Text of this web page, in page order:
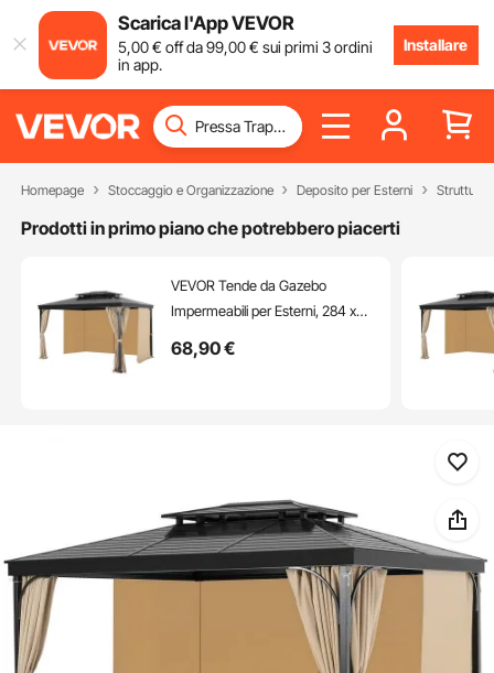
Scarica l'App VEVOR
5,00€ off da99,00€ sui primi 3 ordini
in app.
Installare
Homepage Stoccaggio e Organizzazione Deposito per Esterni Strutture
Prodotti in primo piano che potrebbero piacerti
VEVOR Tende da Gazebo
Impermeabili per Esterni, 284 x
Riservatezza con Parete Laterale
68,90€